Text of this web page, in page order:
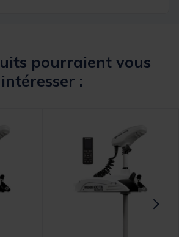
pourraient vous
intéresser :